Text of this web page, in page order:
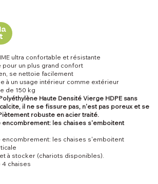
ultra confortable et résistante
pour un plus grand confort
se nettoie facilement
à un usage intérieur comme extérieur
de 150 kg
Polyéthylène Haute Densité Vierge HDPE sans
il ne se fissure pas, n'est pas poreux et se
robuste en acier traité.
encombrement: les chaises s'emboitent
encombrement: les chaises s'emboitent
à stocker (chariots disponibles).
4 chaises